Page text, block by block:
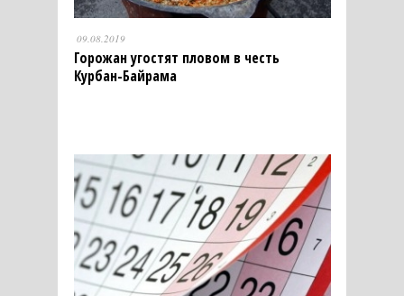
09.08.2019
Горожан угостят пловом в честь
Курбан-Байрама